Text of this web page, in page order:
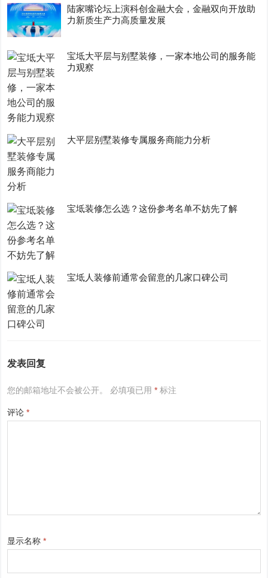
陆家嘴论坛上演科创金融大会，金融双向开放助
力新质生产力高质量发展
宝坻大平层与别墅装修，一家本地公司的服务能
力观察
大平层别墅装修专属服务商能力分析
宝坻装修怎么选？这份参考名单不妨先了解
宝坻人装修前通常会留意的几家口碑公司
发表回复
您的邮箱地址不会被公开。 必填项已用* 标注
评论*
显示名称*